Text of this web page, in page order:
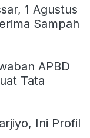
1 Agustus
Sampah
APBD
Tata
Ini Profil